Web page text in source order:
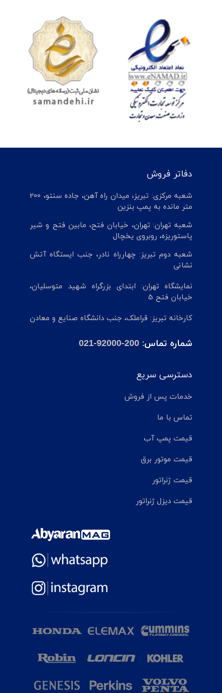
دفاتر فروش
شعبه مرکزی: تبریز، میدان راه آهن، جاده سنتو، 200
متر مانده به پمپ بنزین
شعبه تهران: تهران، خیابان فتح، مابین فتح و شیر
پاستوریزه، روبروی یخچال
شعبه دوم تبریز: چهارراه نادر، جنب ایستگاه آتش
نشانی
نمایشگاه تهران: ابتدای بزرگراه شهید متوسلیان،
خیابان فتح 5
کارخانه تبریز: قراملک، جنب دانشگاه صنایع و معادن
شماره تماس: 021-92000-200
دسترسی سریع
خدمات پس از فروش
تماس با ما
قیمت پمپ آب
قیمت موتور برق
قیمت ژنراتور
قیمت دیزل ژنراتور